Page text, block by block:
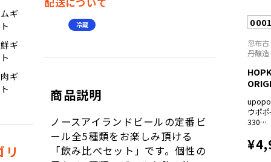
ギ
ギ
ギ
リ
冷蔵
商品説明
ノースアイランドビールの定番ビ
ール全5種類をお楽しみ頂ける
「飲み比べセット」です。個性の
ェン
330ｍ
本
忽布古
丹醸造
ウポ
330ｍ
本、